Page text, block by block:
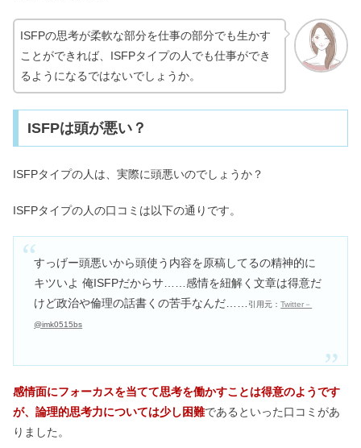
ISFPの思考が柔軟な部分を仕事の部分でも生かす
ことができれば、ISFPタイプの人でも仕事ができ
るようになるではないでしょうか。
ISFPは頭が悪い？
ISFPタイプの人は、実際に頭悪いのでしょうか？
ISFPタイプの人の口コミは以下の通りです。
すっげー頭悪いから頭使う内容を原稿してるの精神的に
キツいよ 俺ISFPだからサ……感情を紐解く文章は得意だ
けど政治や倫理の話書くの苦手なんだ……
引用元：Twitter－
@imk0515bs
感情面にフォーカスを当てて思考を働かすことは得意のようです
が、論理的思考力については少し困難であるといった口コミがあ
りました。